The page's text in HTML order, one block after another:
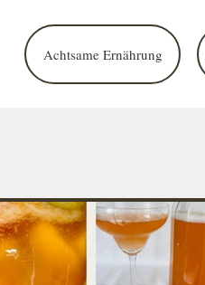
Achtsame Ernährung